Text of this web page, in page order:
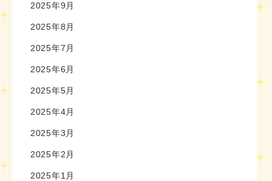
2025年9月
2025年8月
2025年7月
2025年6月
2025年5月
2025年4月
2025年3月
2025年2月
2025年1月